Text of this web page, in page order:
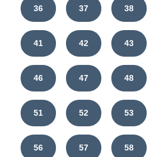
36 37 38
41 42 43
46 47 48
51 52 53
56 57 58